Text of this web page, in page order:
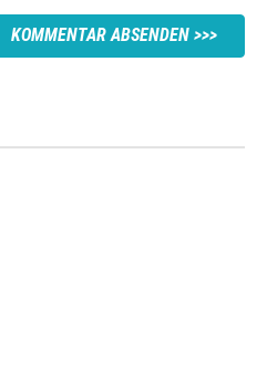
KOMMENTAR ABSENDEN